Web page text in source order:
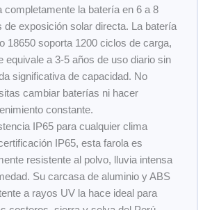
completamente la batería en 6 a 8
de exposición solar directa. La batería
18650 soporta 1200 ciclos de carga,
equivale a 3-5 años de uso diario sin
significativa de capacidad. No
cambiar baterías ni hacer
constante.
IP65 para cualquier clima
IP65, esta farola es
resistente al polvo, lluvia intensa
Su carcasa de aluminio y ABS
a rayos UV la hace ideal para